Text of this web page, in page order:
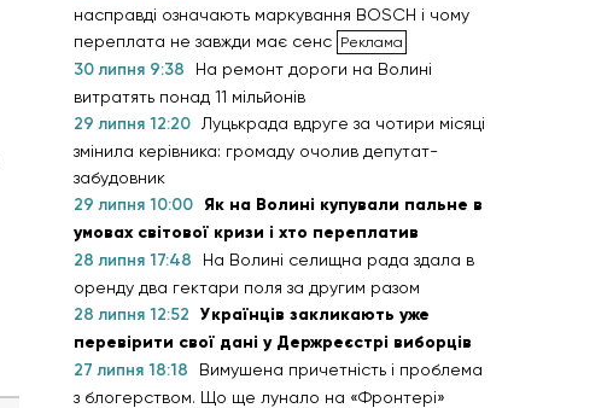
насправді означають маркування BOSCH і чому
переплата не завжди має сенс
30 липня 9:38
На ремонт дороги на Волині
витратять понад 11 мільйонів
29 липня 12:20 Луцькрада вдруге за чотири місяці
змінила керівника: громаду очолив депутат-
забудовник
29 липня 10:00 Як на Волині купували пальне в
умовах світової кризи і хто переплатив
28 липня 17:48
На Волині селищна рада здала в
оренду два гектари поля за другим разом
28 липня 12:52 Українців закликають уже
перевірити свої дані у Держреєстрі виборців
27 липня 18:18
Вимушена причетність і проблема
з блогерством. Що ще лунало на «Фронтері»